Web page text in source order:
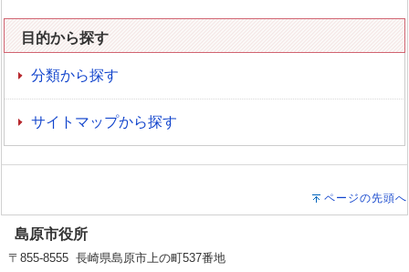
目的から探す
分類から探す
サイトマップから探す
ページの先頭へ
島原市役所
〒855-8555 長崎県島原市上の町537番地